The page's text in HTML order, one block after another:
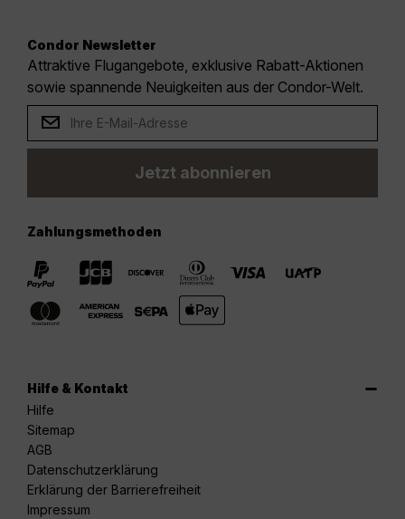
Condor Newsletter
Attraktive Flugangebote, exklusive Rabatt-Aktionen
sowie spannende Neuigkeiten aus der Condor-Welt.
Jetzt abonnieren
Zahlungsmethoden
Hilfe & Kontakt
Hilfe
Sitemap
AGB
Datenschutzerklärung
Erklärung der Barrierefreiheit
Impressum